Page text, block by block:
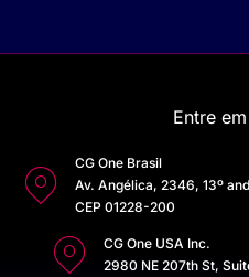
Entre
CG One Brasil
Av. Angélica, 2346, 13º
CEP 01228-200
CG One USA Inc.
2980 NE 207th St,